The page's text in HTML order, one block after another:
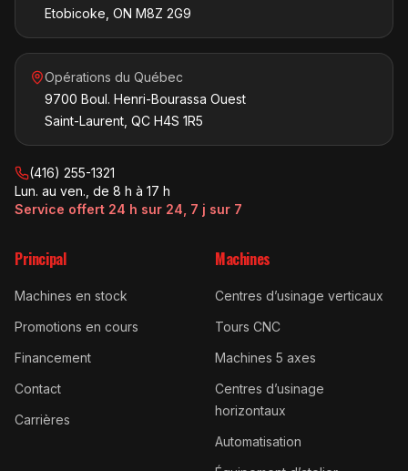
Etobicoke, ON M8Z 2G9
Opérations du Québec
9700 Boul. Henri-Bourassa Ouest
Saint-Laurent, QC H4S 1R5
(416) 255-1321
Lun. au ven., de 8 h à 17 h
Service offert 24 h sur 24, 7 j sur 7
Principal
Machines en stock
Promotions en cours
Financement
Contact
Carrières
Machines
Centres d’usinage verticaux
Tours CNC
Machines 5 axes
Centres d’usinage
horizontaux
Automatisation